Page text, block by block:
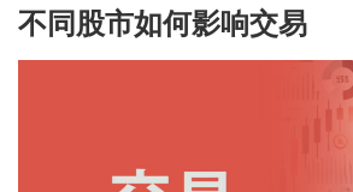
不同股市如何影响交易